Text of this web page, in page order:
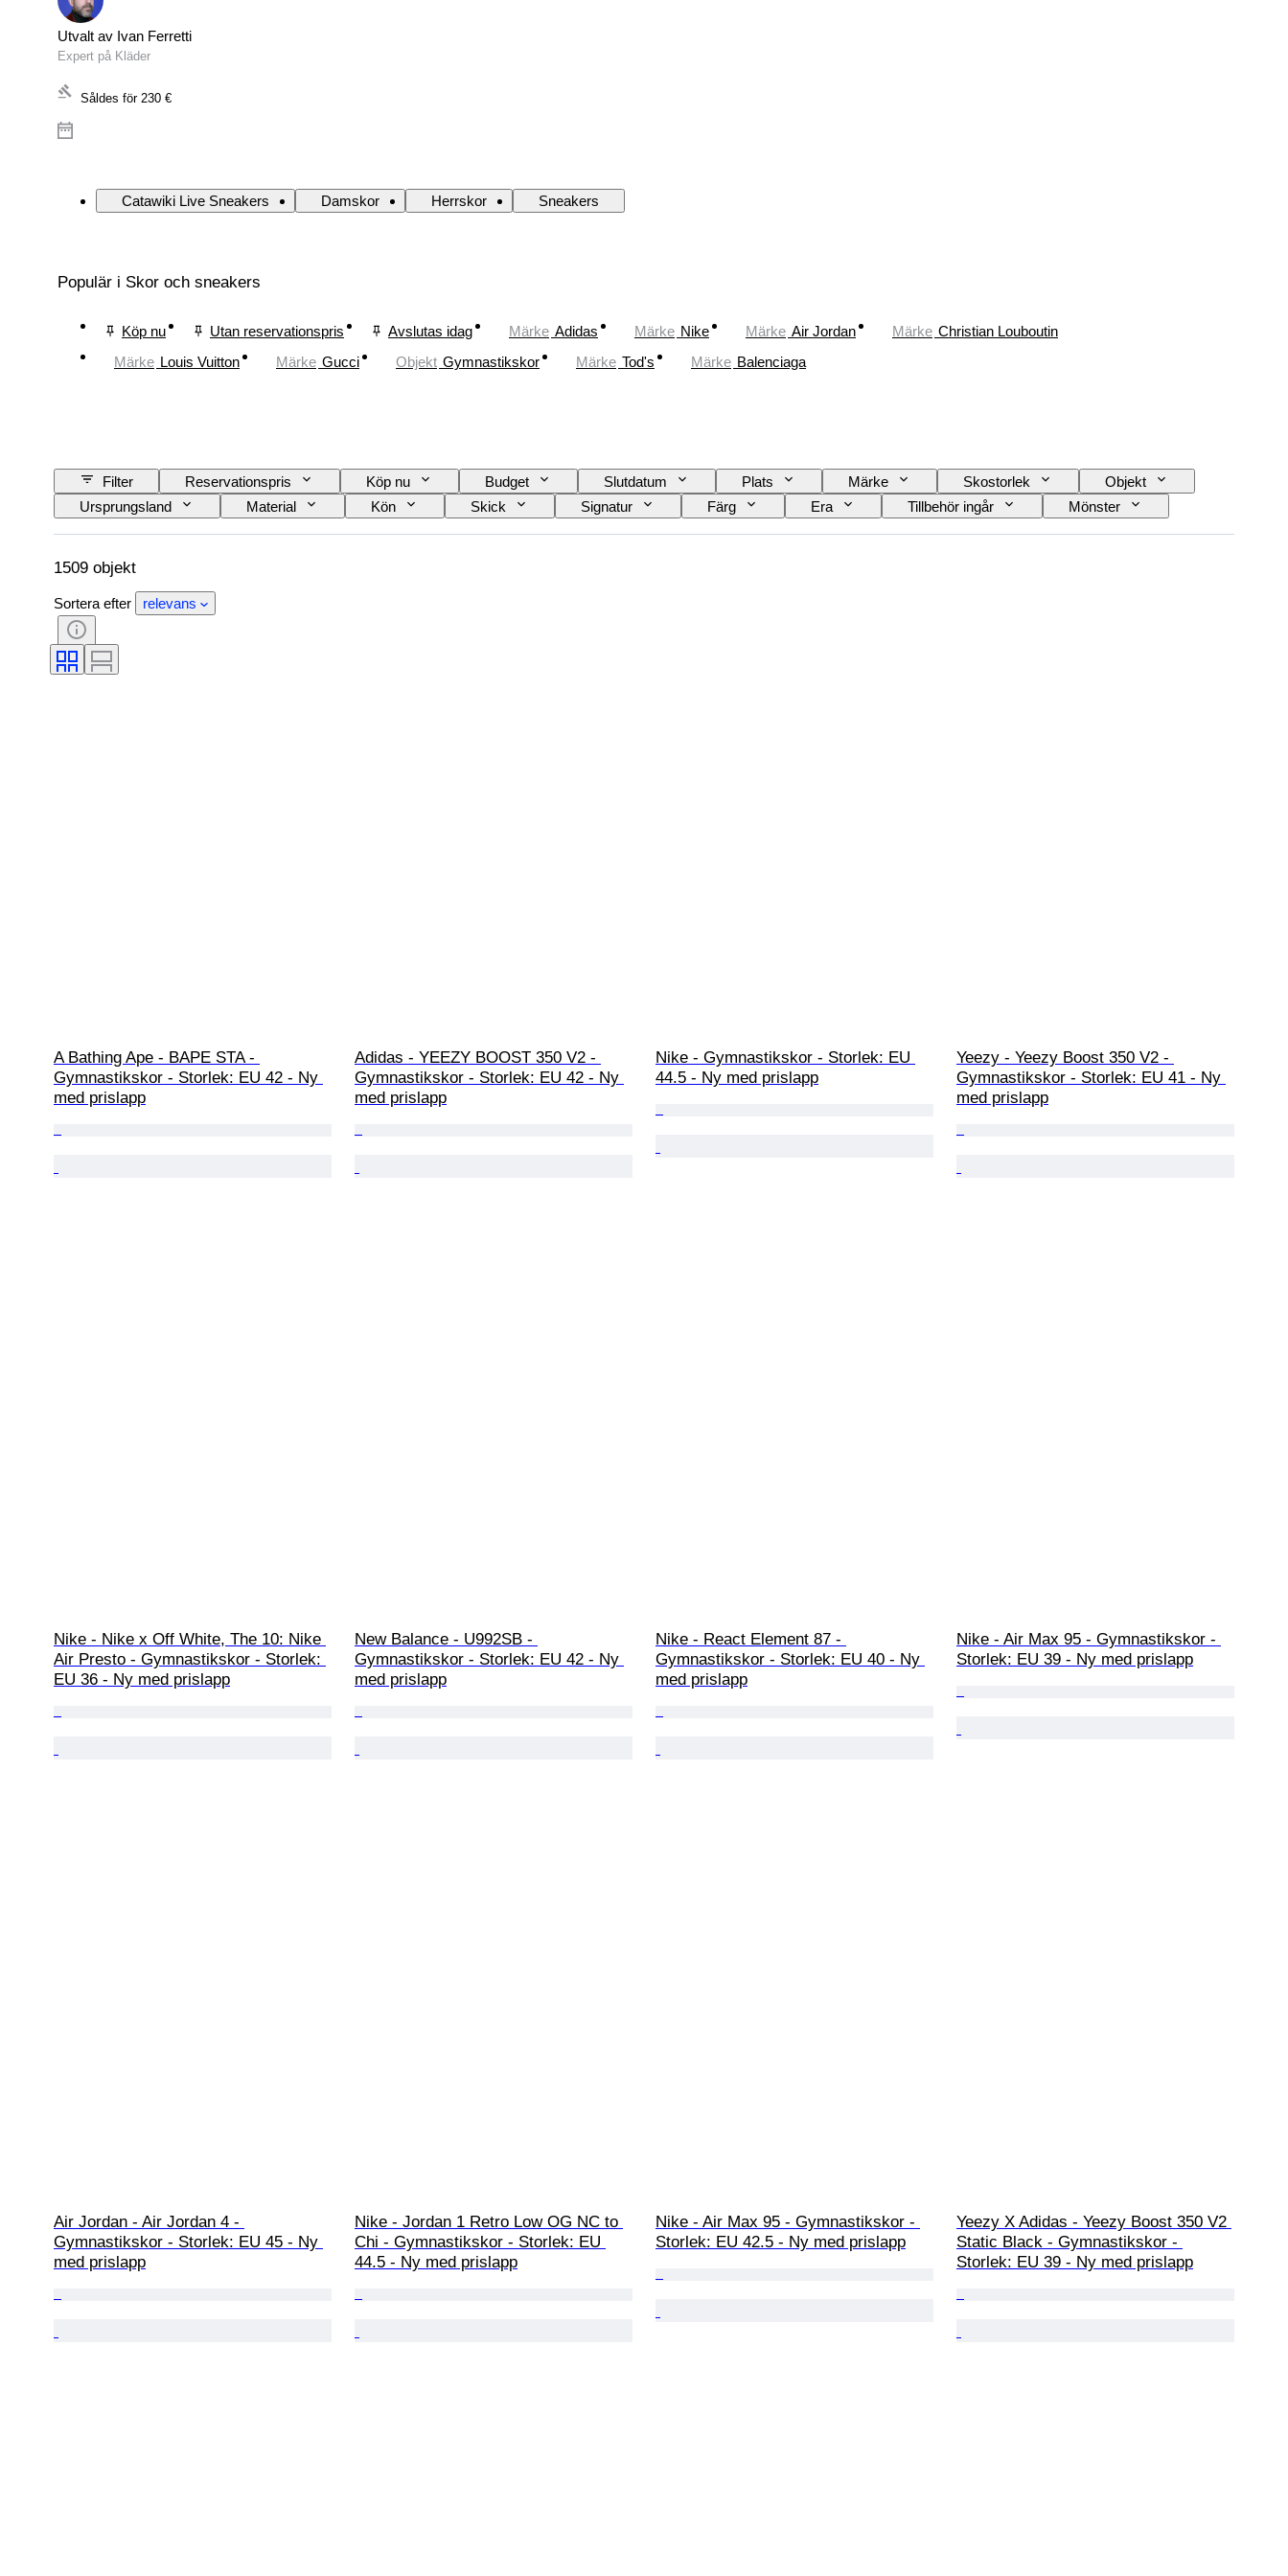
Utvalt av Ivan Ferretti
Expert på Kläder
Såldes för 230 €
Catawiki Live Sneakers Damskor Herrskor Sneakers
Populär i Skor och sneakers
Köp nu Utan reservationspris Avslutas idag Märke Adidas Märke Nike Märke Air Jordan Märke Christian Louboutin
Märke Louis Vuitton Märke Gucci Objekt Gymnastikskor Märke Tod's Märke Balenciaga
Filter Reservationspris Köp nu Budget Slutdatum Plats Märke Skostorlek
Objekt
Ursprungsland
Material Kön Skick Signatur Färg Era Tillbehör ingår
Mönster
Modell
1509 objekt
Sortera efter relevans
A Bathing Ape - BAPE STA -
Gymnastikskor - Storlek: EU 42 - Ny
med prislapp
Adidas - YEEZY BOOST 350 V2 -
Gymnastikskor - Storlek: EU 42 - Ny
med prislapp
Nike - Gymnastikskor - Storlek: EU
44.5 - Ny med prislapp
Yeezy - Yeezy Boost 350 V2 -
Gymnastikskor - Storlek: EU 41 - Ny
med prislapp
Nike - Nike x Off White, The 10: Nike
Air Presto - Gymnastikskor - Storlek:
EU 36 - Ny med prislapp
New Balance - U992SB -
Gymnastikskor - Storlek: EU 42 - Ny
med prislapp
Nike - React Element 87 -
Gymnastikskor - Storlek: EU 40 - Ny
med prislapp
Nike - Air Max 95 - Gymnastikskor -
Storlek: EU 39 - Ny med prislapp
Air Jordan - Air Jordan 4 -
Gymnastikskor - Storlek: EU 45 - Ny
med prislapp
Nike - Jordan 1 Retro Low OG NC to
Chi - Gymnastikskor - Storlek: EU
44.5 - Ny med prislapp
Nike - Air Max 95 - Gymnastikskor -
Storlek: EU 42.5 - Ny med prislapp
Yeezy X Adidas - Yeezy Boost 350 V2
Static Black - Gymnastikskor -
Storlek: EU 39 - Ny med prislapp